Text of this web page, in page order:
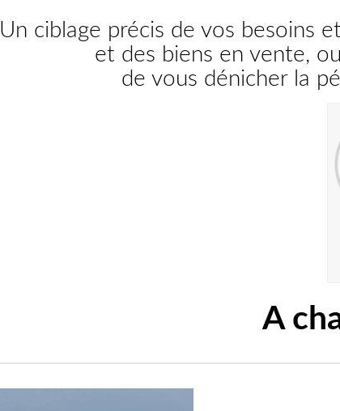
Un ciblage précis de vos besoins
et des biens en vente,
de vous dénicher la
A